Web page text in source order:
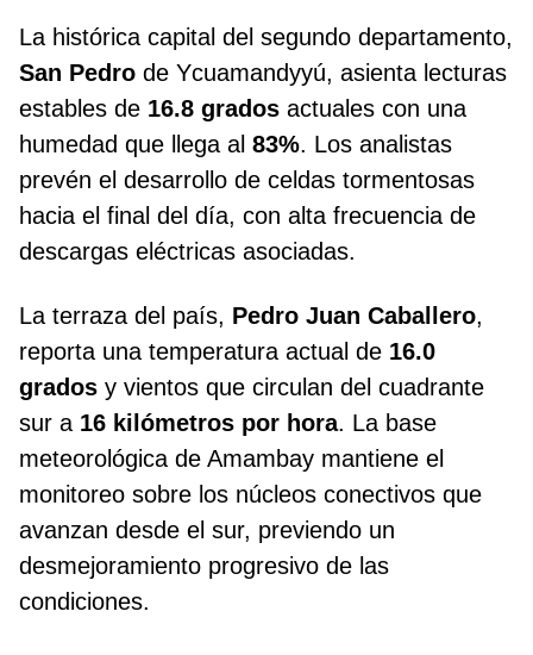
La histórica capital del segundo departamento,
San Pedro de Ycuamandyyú, asienta lecturas
estables de 16.8 grados actuales con una
humedad que llega al 83%. Los analistas
prevén el desarrollo de celdas tormentosas
hacia el final del día, con alta frecuencia de
descargas eléctricas asociadas.
La terraza del país, Pedro Juan Caballero,
reporta una temperatura actual de 16.0
grados y vientos que circulan del cuadrante
sur a 16 kilómetros por hora. La base
meteorológica de Amambay mantiene el
monitoreo sobre los núcleos conectivos que
avanzan desde el sur, previendo un
desmejoramiento progresivo de las
condiciones.